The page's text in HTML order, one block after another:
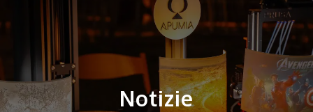
al
contenuto
Notizie